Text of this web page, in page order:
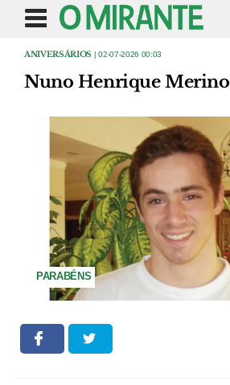
ANIVERSÁRIOS | 02-07-2026 00:03
Nuno Henrique Merino
PARABÉNS